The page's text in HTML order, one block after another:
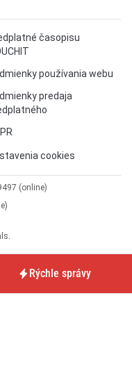
časopisu
používania webu
predaja
cookies
(online)
Rýchle správy